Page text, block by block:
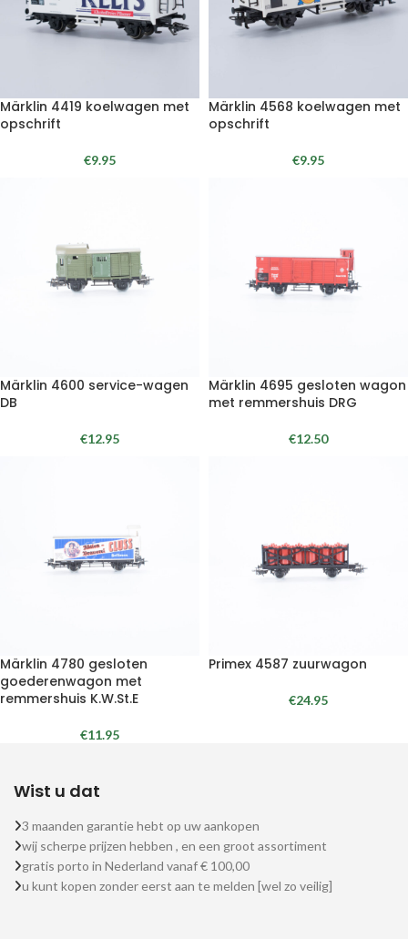
Märklin 4419 koelwagen met
opschrift
€9.95
Märklin 4568 koelwagen met
opschrift
€9.95
Märklin 4600 service-wagen
DB
€12.95
Märklin 4695 gesloten wagon
met remmershuis DRG
€12.50
Märklin 4780 gesloten
goederenwagon met
remmershuis K.W.St.E
€11.95
Primex 4587 zuurwagon
€24.95
Wist u dat
3 maanden garantie hebt op uw aankopen
wij scherpe prijzen hebben , en een groot assortiment
gratis porto in Nederland vanaf € 100,00
u kunt kopen zonder eerst aan te melden [wel zo veilig]